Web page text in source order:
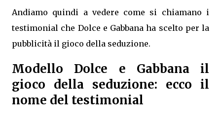
Andiamo quindi a vedere come si chiamano i
testimonial che Dolce e Gabbana ha scelto per la
pubblicità il gioco della seduzione.
Modello Dolce e Gabbana il
gioco della seduzione: ecco il
nome del testimonial